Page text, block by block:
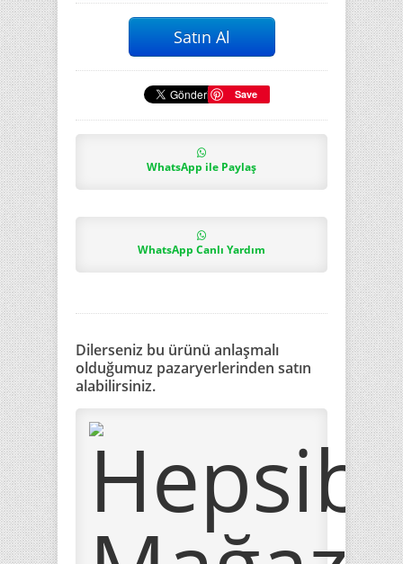
Save
WhatsApp ile Paylaş
WhatsApp Canlı Yardım
Dilerseniz bu ürünü anlaşmalı
olduğumuz pazaryerlerinden satın
alabilirsiniz.